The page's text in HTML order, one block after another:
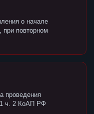
о начале
повторном
проведения
ч. 2 КоАП РФ